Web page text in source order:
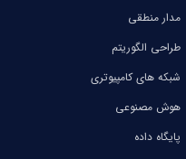
مدار منطقی
طراحی الگوریتم
شبکه های کامپیوتری
هوش مصنوعی
پایگاه داده